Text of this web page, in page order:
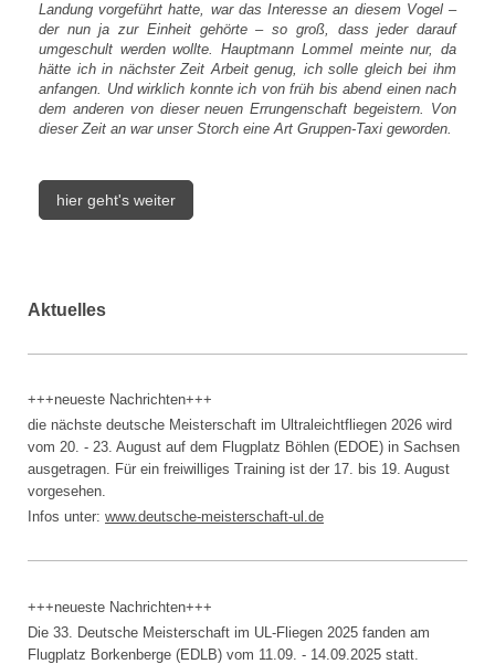
Landung vorgeführt hatte, war das Interesse an diesem Vogel –
der nun ja zur Einheit gehörte – so groß, dass jeder darauf
umgeschult werden wollte. Hauptmann Lommel meinte nur, da
hätte ich in nächster Zeit Arbeit genug, ich solle gleich bei ihm
anfangen. Und wirklich konnte ich von früh bis abend einen nach
dem anderen von dieser neuen Errungenschaft begeistern. Von
dieser Zeit an war unser Storch eine Art Gruppen-Taxi geworden.
hier geht's weiter
Aktuelles
+++neueste Nachrichten+++
die nächste deutsche Meisterschaft im Ultraleichtfliegen 2026 wird
vom 20. - 23. August auf dem Flugplatz Böhlen (EDOE) in Sachsen
ausgetragen. Für ein freiwilliges Training ist der 17. bis 19. August
vorgesehen.
Infos unter: www.deutsche-meisterschaft-ul.de
+++neueste Nachrichten+++
Die 33. Deutsche Meisterschaft im UL-Fliegen 2025 fanden am
Flugplatz Borkenberge (EDLB) vom 11.09. - 14.09.2025 statt.